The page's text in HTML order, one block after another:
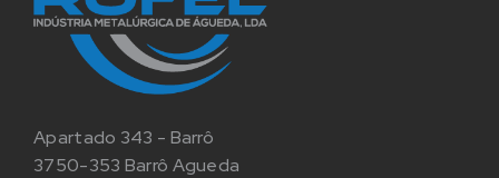
Apartado 343 - Barrô
3750-353 Barrô Agueda